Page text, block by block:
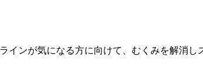
インが気になる方に向けて、むくみを解消し